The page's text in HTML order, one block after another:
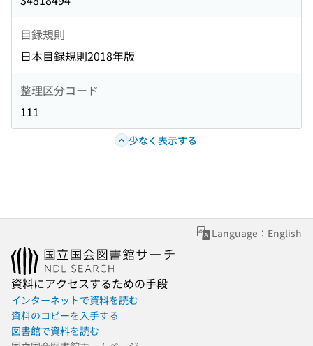
目録規則
日本目録規則2018年版
整理区分コード
111
少なく表示する
Language：English
資料にアクセスするための手段
インターネットで資料を読む
資料のコピーを入手する
図書館で資料を読む